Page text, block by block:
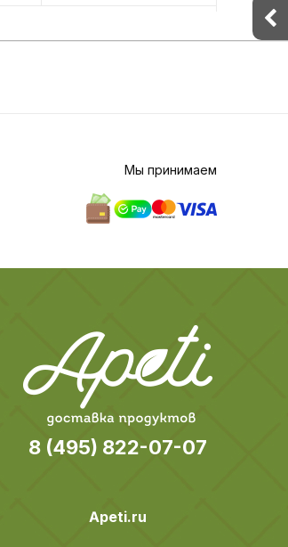
Мы принимаем
8 (495) 822-07-07
Apeti.ru